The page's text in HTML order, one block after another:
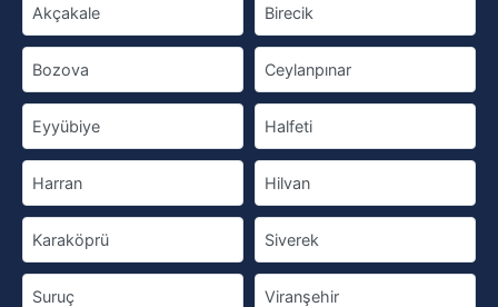
Akçakale Birecik
Bozova Ceylanpınar
Eyyübiye Halfeti
Harran Hilvan
Karaköprü Siverek
Suruç Viranşehir